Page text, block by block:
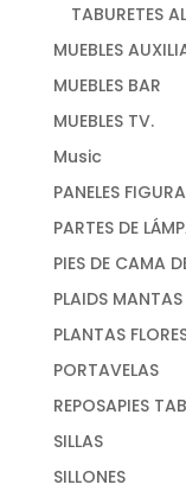
TABURETES
MUEBLES
MUEBLES BAR
MUEBLES TV.
Music
PANELES
PARTES DE
PIES DE CAMA
PLAIDS MANTAS
PLANTAS
PORTAVELAS
REPOSAPIES
SILLAS
SILLONES